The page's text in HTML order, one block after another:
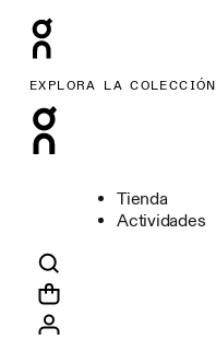
EXPLORA LA COLECCIÓN
Tienda
Actividades